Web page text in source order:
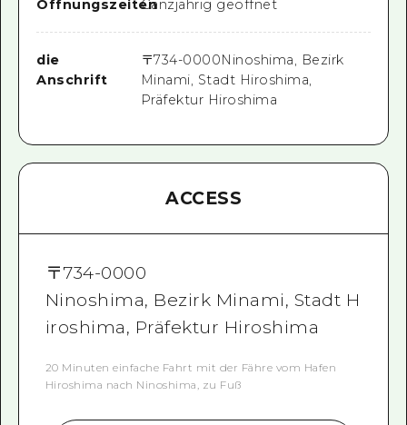
ÖffnungszeitenGanzjährig geöffnet
die
Anschrift
〒734-0000Ninoshima, Bezirk
Minami, Stadt Hiroshima,
Präfektur Hiroshima
ACCESS
〒734-0000
Ninoshima, Bezirk Minami, Stadt H
iroshima, Präfektur Hiroshima
20 Minuten einfache Fahrt mit der Fähre vom Hafen
Hiroshima nach Ninoshima, zu Fuß